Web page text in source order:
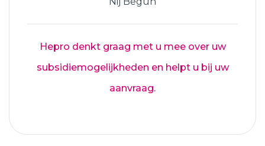
Hepro denkt graag met u mee over uw
subsidiemogelijkheden en helpt u bij uw
aanvraag.